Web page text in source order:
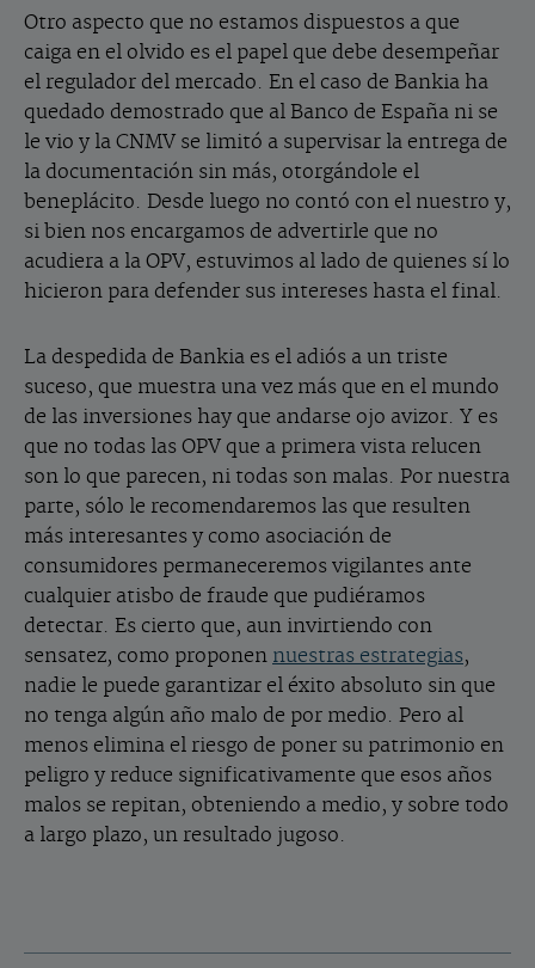
Otro aspecto que no estamos dispuestos a que
caiga en el olvido es el papel que debe desempeñar
el regulador del mercado. En el caso de Bankia ha
quedado demostrado que al Banco de España ni se
le vio y la CNMV se limitó a supervisar la entrega de
la documentación sin más, otorgándole el
beneplácito. Desde luego no contó con el nuestro y,
si bien nos encargamos de advertirle que no
acudiera a la OPV, estuvimos al lado de quienes sí lo
hicieron para defender sus intereses hasta el final.
La despedida de Bankia es el adiós a un triste
suceso, que muestra una vez más que en el mundo
de las inversiones hay que andarse ojo avizor. Y es
que no todas las OPV que a primera vista relucen
son lo que parecen, ni todas son malas. Por nuestra
parte, sólo le recomendaremos las que resulten
más interesantes y como asociación de
consumidores permaneceremos vigilantes ante
cualquier atisbo de fraude que pudiéramos
detectar. Es cierto que, aun invirtiendo con
sensatez, como proponen nuestras estrategias,
nadie le puede garantizar el éxito absoluto sin que
no tenga algún año malo de por medio. Pero al
menos elimina el riesgo de poner su patrimonio en
peligro y reduce significativamente que esos años
malos se repitan, obteniendo a medio, y sobre todo
a largo plazo, un resultado jugoso.